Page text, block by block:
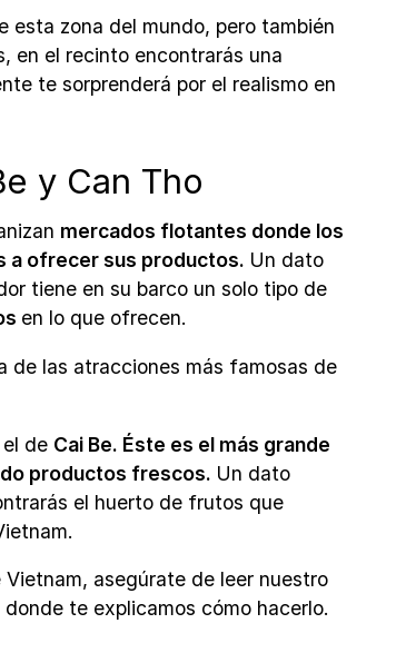
esta zona del mundo, pero también
en el recinto encontrarás una
te sorprenderá por el realismo en
y Can Tho
mercados flotantes donde los
a ofrecer sus productos. Un dato
tiene en su barco un solo tipo de
en lo que ofrecen.
de las atracciones más famosas de
de Cai Be. Éste es el más grande
productos frescos. Un dato
el huerto de frutos que
asegúrate de leer nuestro
donde te explicamos cómo hacerlo.